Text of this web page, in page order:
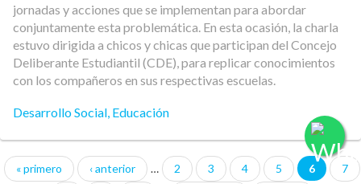
jornadas y acciones que se implementan para abordar
conjuntamente esta problemática. En esta ocasión, la charla
estuvo dirigida a chicos y chicas que participan del Concejo
Deliberante Estudiantil (CDE), para replicar conocimientos
con los compañeros en sus respectivas escuelas.
Desarrollo Social, Educación
« primero ‹ anterior … 2 3 4 5 6 7